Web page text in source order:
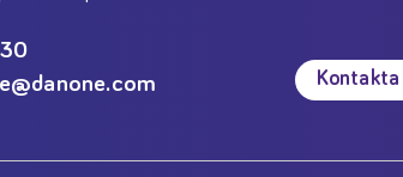
Kontakta